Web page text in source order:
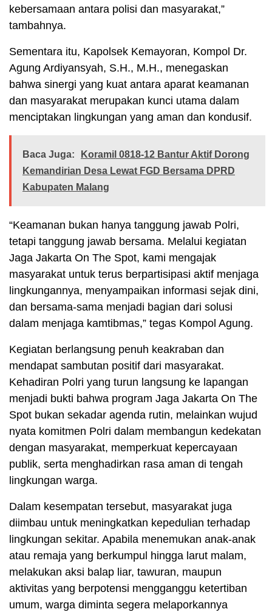
kebersamaan antara polisi dan masyarakat,”
tambahnya.
Sementara itu, Kapolsek Kemayoran, Kompol Dr.
Agung Ardiyansyah, S.H., M.H., menegaskan
bahwa sinergi yang kuat antara aparat keamanan
dan masyarakat merupakan kunci utama dalam
menciptakan lingkungan yang aman dan kondusif.
Baca Juga:
Koramil 0818-12 Bantur Aktif Dorong
Kemandirian Desa Lewat FGD Bersama DPRD
Kabupaten Malang
“Keamanan bukan hanya tanggung jawab Polri,
tetapi tanggung jawab bersama. Melalui kegiatan
Jaga Jakarta On The Spot, kami mengajak
masyarakat untuk terus berpartisipasi aktif menjaga
lingkungannya, menyampaikan informasi sejak dini,
dan bersama-sama menjadi bagian dari solusi
dalam menjaga kamtibmas,” tegas Kompol Agung.
Kegiatan berlangsung penuh keakraban dan
mendapat sambutan positif dari masyarakat.
Kehadiran Polri yang turun langsung ke lapangan
menjadi bukti bahwa program Jaga Jakarta On The
Spot bukan sekadar agenda rutin, melainkan wujud
nyata komitmen Polri dalam membangun kedekatan
dengan masyarakat, memperkuat kepercayaan
publik, serta menghadirkan rasa aman di tengah
lingkungan warga.
Dalam kesempatan tersebut, masyarakat juga
diimbau untuk meningkatkan kepedulian terhadap
lingkungan sekitar. Apabila menemukan anak-anak
atau remaja yang berkumpul hingga larut malam,
melakukan aksi balap liar, tawuran, maupun
aktivitas yang berpotensi mengganggu ketertiban
umum, warga diminta segera melaporkannya